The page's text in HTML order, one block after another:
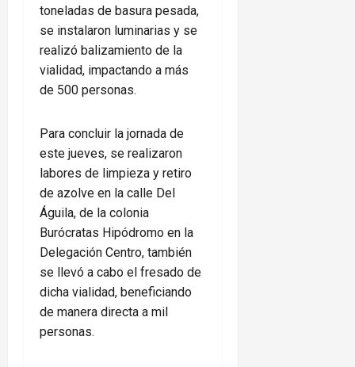
toneladas de basura pesada,
se instalaron luminarias y se
realizó balizamiento de la
vialidad, impactando a más
de 500 personas.
Para concluir la jornada de
este jueves, se realizaron
labores de limpieza y retiro
de azolve en la calle Del
Águila, de la colonia
Burócratas Hipódromo en la
Delegación Centro, también
se llevó a cabo el fresado de
dicha vialidad, beneficiando
de manera directa a mil
personas.